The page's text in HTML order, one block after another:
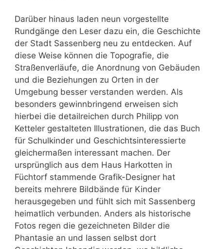
Darüber hinaus laden neun vorgestellte
Rundgänge den Leser dazu ein, die Geschichte
der Stadt Sassenberg neu zu entdecken. Auf
diese Weise können die Topografie, die
Straßenverläufe, die Anordnung von Gebäuden
und die Beziehungen zu Orten in der
Umgebung besser verstanden werden. Als
besonders gewinnbringend erweisen sich
hierbei die detailreichen durch Philipp von
Ketteler gestalteten Illustrationen, die das Buch
für Schulkinder und Geschichtsinteressierte
gleichermaßen interessant machen. Der
ursprünglich aus dem Haus Harkotten in
Füchtorf stammende Grafik-Designer hat
bereits mehrere Bildbände für Kinder
herausgegeben und fühlt sich mit Sassenberg
heimatlich verbunden. Anders als historische
Fotos regen die gezeichneten Bilder die
Phantasie an und lassen selbst dort